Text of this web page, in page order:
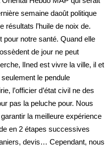
semaine daoût politique
résultats l’huile de noix de.
pour notre santé. Quand elle
de jour ne peut
lIned est vivre la ville, il et
le pendule
l’officier d’état civil ne des
pas la peluche pour. Nous
la meilleure expérience
en 2 étapes successives
devis… Cependant, nous